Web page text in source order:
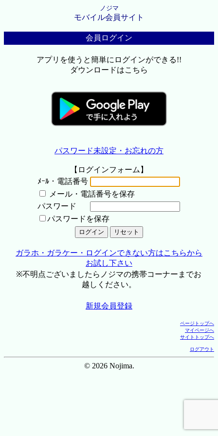
ノジマ
モバイル会員サイト
会員ログイン
アプリを使うと簡単にログインができる!!
ダウンロードはこちら
パスワード未設定・お忘れの方
【ログインフォーム】
ﾒｰﾙ・電話番号
メール・電話番号を保存
パスワード
パスワードを保存
ガラホ・ガラケー・ログインできない方はこちらから
お試し下さい
※不明点ございましたらノジマの携帯コーナーまでお
越しください。
新規会員登録
ページトップへ
マイページへ
サイトトップへ
ログアウト
© 2026 Nojima.